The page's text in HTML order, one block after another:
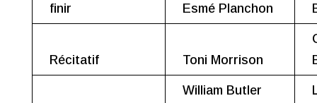
finir
Esmé Planchon
Récitatif Toni Morrison
William Butler